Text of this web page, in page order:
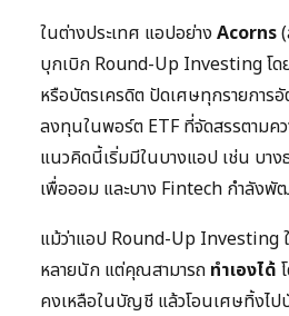
ในต่างประเทศ แอปอย่าง Acorns
บุกเบิก Round-Up Investing โด
หรือบัตรเครดิต ปัดเศษทุกรายการ
ลงทุนในพอร์ต ETF ที่จัดสรรตามคว
แนวคิดนี้เริ่มมีในบางแอป เช่น บา
เพื่อออม และบาง Fintech กำลังพั
แม้ว่าแอป Round-Up Investing
หลายนัก แต่คุณสามารถ ทำเองได้
คงเหลือในบัญชี แล้วโอนเศษทิ้งไ